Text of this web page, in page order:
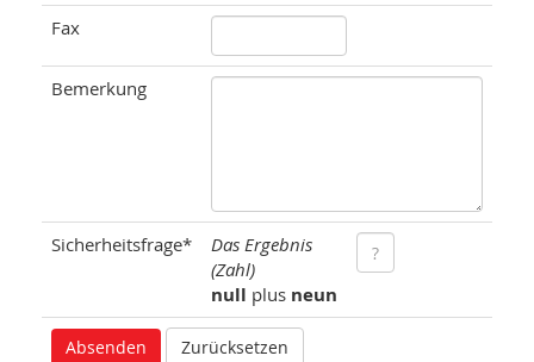
Fax
Bemerkung
Sicherheitsfrage*
Das Ergebnis
(Zahl)
null plus neun